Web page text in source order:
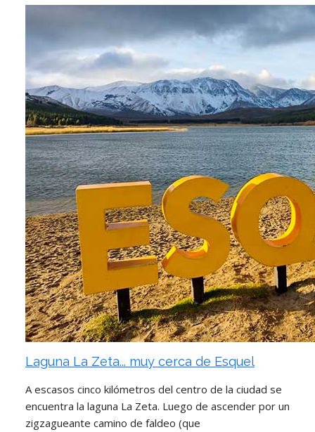
Laguna La Zeta... muy cerca de Esquel
A escasos cinco kilómetros del centro de la ciudad se
encuentra la laguna La Zeta. Luego de ascender por un
zigzagueante camino de faldeo (que